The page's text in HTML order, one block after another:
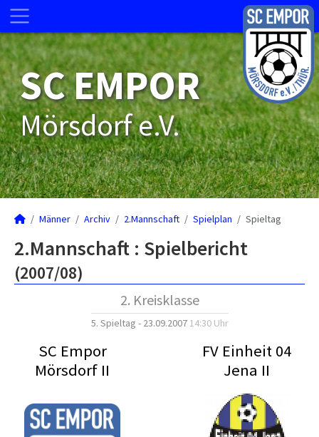
SC EMPOR
Mörsdorf e.V.
Männer Archiv 2.Mannschaft Spielplan Spieltag
2.Mannschaft : Spielbericht
(2007/08)
2. Kreisklasse
5. Spieltag - 23.09.2007 14:30 Uhr
SC Empor
Mörsdorf II
FV Einheit 04
Jena II